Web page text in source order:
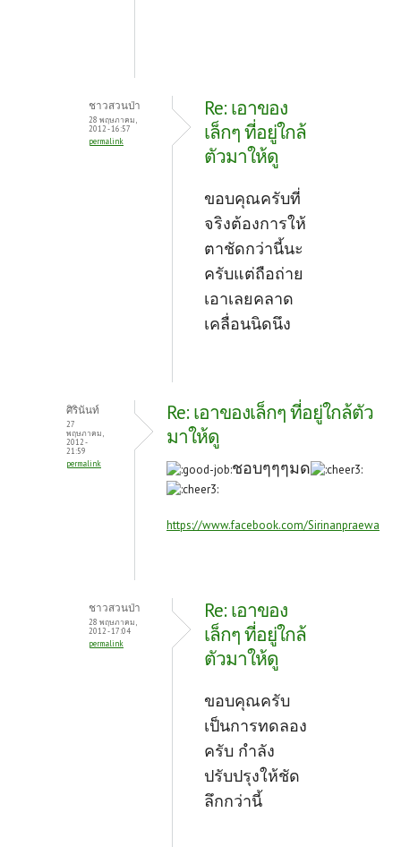
ชาวสวนป่า
28 พฤษภาคม,
2012 - 16:57
permalink
Re: เอาของ
เล็กๆ ที่อยู่ใกล้
ตัวมาให้ดู
ขอบคุณครับที่
จริงต้องการให้
ตาชัดกว่านี้นะ
ครับแต่ถือถ่าย
เอาเลยคลาด
เคลื่อนนิดนึง
ศิรินันท์
27
พฤษภาคม,
2012 -
21:59
permalink
Re: เอาของเล็กๆ ที่อยู่ใกล้ตัว
มาให้ดู
ชอบๆๆๆมด
https://www.facebook.com/Sirinanpraewa
ชาวสวนป่า
28 พฤษภาคม,
2012 - 17:04
permalink
Re: เอาของ
เล็กๆ ที่อยู่ใกล้
ตัวมาให้ดู
ขอบคุณครับ
เป็นการทดลอง
ครับ กำลัง
ปรับปรุงให้ชัด
ลึกกว่านี้